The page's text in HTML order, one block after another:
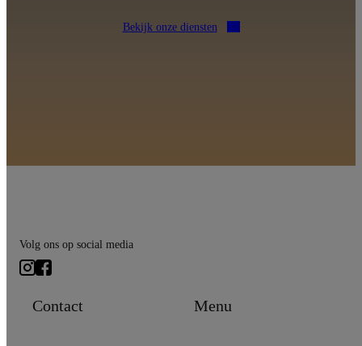
Bekijk onze diensten
Volg ons op social media
Contact Menu